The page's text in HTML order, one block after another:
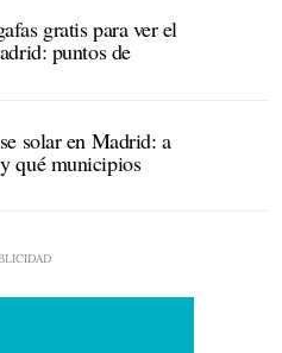
gratis para ver el
puntos de
solar en Madrid: a
qué municipios